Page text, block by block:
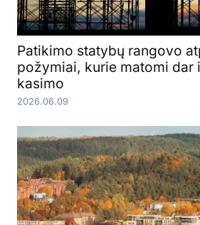
Patikimo statybų rangovo
požymiai, kurie matomi dar
kasimo
2026.06.09